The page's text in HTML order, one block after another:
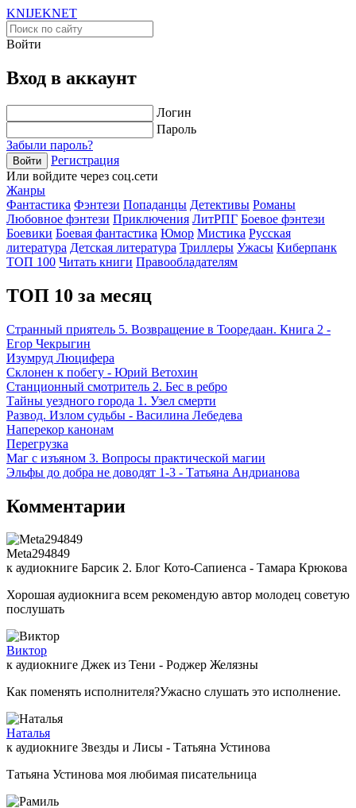
KNIJEKNET
Войти
Вход в аккаунт
Логин
Пароль
Забыли пароль?
Войти
Регистрация
Или войдите через соц.сети
Жанры
Фантастика Фэнтези Попаданцы Детективы Романы
Любовное фэнтези Приключения ЛитРПГ Боевое фэнтези
Боевики Боевая фантастика Юмор Мистика Русская
литература Детская литература Триллеры Ужасы Киберпанк
ТОП 100 Читать книги Правообладателям
ТОП 10 за месяц
Странный приятель 5. Возвращение в Тооредаан. Книга 2 -
Егор Чекрыгин
Изумруд Люцифера
Склонен к побегу - Юрий Ветохин
Станционный смотритель 2. Бес в ребро
Тайны уездного города 1. Узел смерти
Развод. Излом судьбы - Василина Лебедева
Наперекор канонам
Перегрузка
Маг с изъяном 3. Вопросы практической магии
Эльфы до добра не доводят 1-3 - Татьяна Андрианова
Комментарии
Meta294849
к аудиокниге Барсик 2. Блог Кото-Сапиенса - Тамара Крюкова
Хорошая аудиокнига всем рекомендую автор молодец советую
послушать
Виктор
к аудиокниге Джек из Тени - Роджер Желязны
Как поменять исполнителя?Ужасно слушать это исполнение.
Наталья
к аудиокниге Звезды и Лисы - Татьяна Устинова
Татьяна Устинова моя любимая писательница